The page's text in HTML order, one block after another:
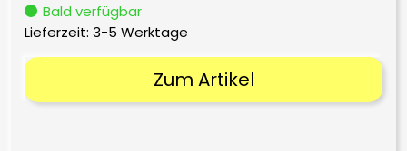
Bald verfügbar
Lieferzeit: 3-5 Werktage
Zum Artikel